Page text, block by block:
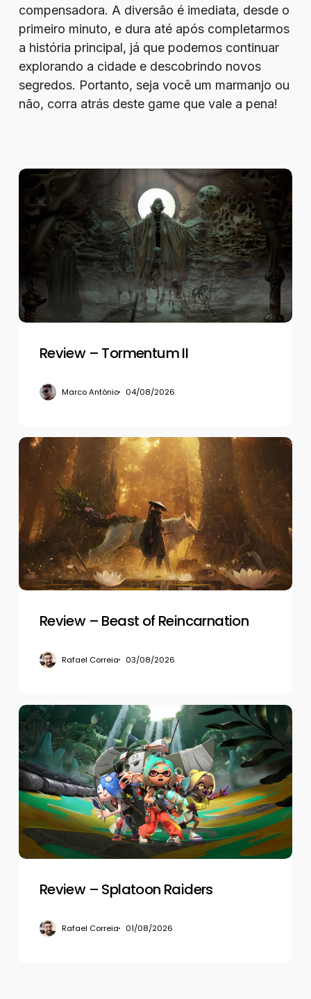
compensadora. A diversão é imediata, desde o
primeiro minuto, e dura até após completarmos
a história principal, já que podemos continuar
explorando a cidade e descobrindo novos
segredos. Portanto, seja você um marmanjo ou
não, corra atrás deste game que vale a pena!
Review
Tormentum
Review – Tormentum II
Marco Antônio 04/08/2026
Review
–
Beast
Reincarnation
Review – Beast of Reincarnation
Rafael Correia 03/08/2026
Review
–
Splatoon
Raiders
Review – Splatoon Raiders
Rafael Correia 01/08/2026